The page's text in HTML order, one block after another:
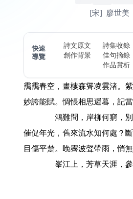
[宋] 廖世美
快速
導覽
詩文原文 詩集收錄
創作背景
佳句摘錄
作品賞析
靄靄春空，畫樓森聳凌雲渚。
妙誇能賦。惆悵相思遲暮，記
鴻難問，岸柳何窮，別
催促年光，舊來流水知何處？
目傷平楚。晚霽波聲帶雨，悄
峯江上，芳草天涯，參